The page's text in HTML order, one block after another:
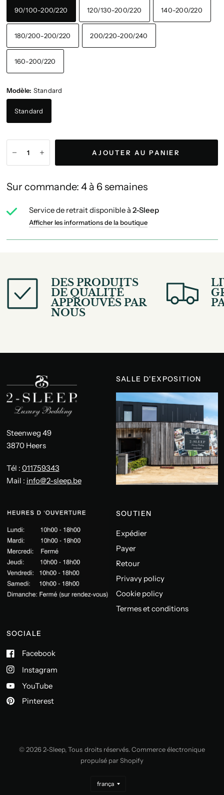
90/100-200/220 120/130-200/220 140-200/220
180/200-200/220 200/220-200/240
160-200/220
Modèle: Standard
Standard
AJOUTER AU PANIER
Sur commande: 4 à 6 semaines
Service de retrait disponible à 2-Sleep
Afficher les informations de la boutique
DES PRODUITS
DE QUALITÉ
APPROUVÉS PAR
NOUS
Steenweg 49
3870 Heers
Tél : 011759343
Mail : info@2-sleep.be
SALLE D'EXPOSITION
SOUTIEN
Expédier
Payer
Retour
Privavy policy
Cookie policy
Termes et conditions
SOCIALE
Facebook
Instagram
YouTube
Pinterest
© 2026 2-Sleep, Tous droits réservés. Commerce électronique
propulsé par Shopify